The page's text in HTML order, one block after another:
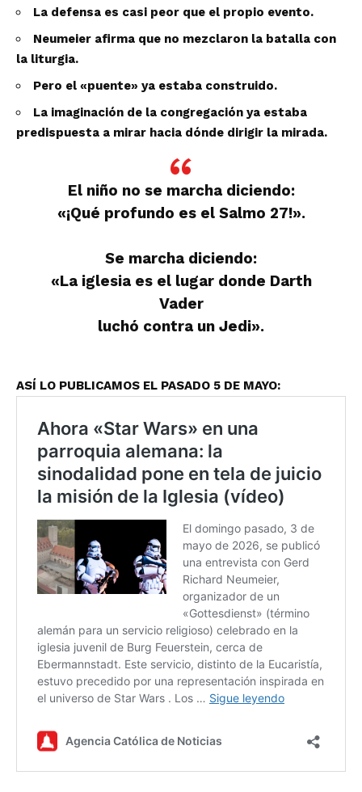
La defensa es casi peor que el propio evento.
Neumeier afirma que no mezclaron la batalla con
la liturgia.
Pero el «puente» ya estaba construido.
La imaginación de la congregación ya estaba
predispuesta a mirar hacia dónde dirigir la mirada.
El niño no se marcha diciendo:
«¡Qué profundo es el Salmo 27!».
Se marcha diciendo:
«La iglesia es el lugar donde Darth
Vader
luchó contra un Jedi».
ASÍ LO PUBLICAMOS EL PASADO 5 DE MAYO: